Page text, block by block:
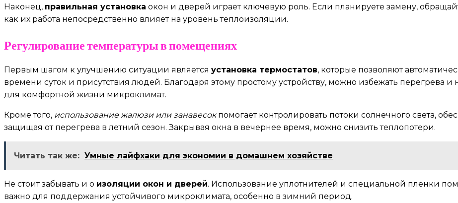
Наконец, правильная установка окон и дверей играет ключевую роль. Если планируете замену,
как их работа непосредственно влияет на уровень теплоизоляции.
Регулирование температуры в помещениях
Первым шагом к улучшению ситуации является установка термостатов, которые позволяют
времени суток и присутствия людей. Благодаря этому простому устройству, можно избежать перегрева
для комфортной жизни микроклимат.
Кроме того, использование жалюзи или занавесокпомогает контролировать потоки солнечного света,
защищая от перегрева в летний сезон. Закрывая окна в вечернее время, можно снизить теплопотери.
Читать так же: Умные лайфхаки для экономии в домашнем хозяйстве
Не стоит забывать и о изоляции окон и дверей. Использование уплотнителей и специальной пленки
важно для поддержания устойчивого микроклимата, особенно в зимний период.